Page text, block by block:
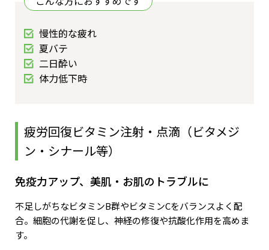
慢性的な疲れ
夏バテ
二日酔い
体力低下時
疲労回復ビタミン注射・点滴（ビタメジ
ン・シナール等）
免疫力アップ、美肌・お肌のトラブルに
不足しがちなビタミンB群やビタミンCをバランスよく配
合。細胞の代謝を促し、神経の修復や抗酸化作用を高めま
す。